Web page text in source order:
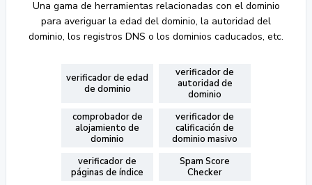
Una gama de herramientas relacionadas con el dominio
para averiguar la edad del dominio, la autoridad del
dominio, los registros DNS o los dominios caducados, etc.
verificador de edad
de dominio
verificador de
autoridad de
dominio
comprobador de
alojamiento de
dominio
verificador de
calificación de
dominio masivo
verificador de
páginas de índice
Spam Score
Checker